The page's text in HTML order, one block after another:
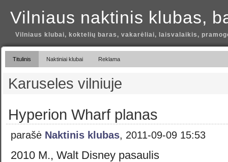
Vilniaus naktinis klubas,
Vilniaus klubai, koktelių baras, vakarėliai, laisvalaikis,
Titulinis Naktiniai klubai Reklama
Karuseles vilniuje
Hyperion Wharf planas
parašė Naktinis klubas, 2011-09-09 15:53
2010 M., Walt Disney pasaulis